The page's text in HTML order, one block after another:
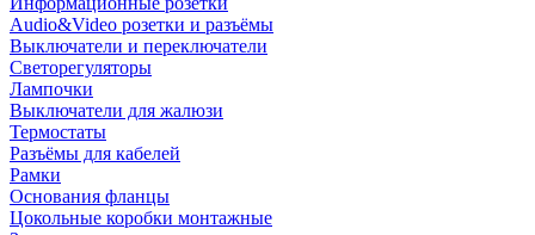
Audio&Video розетки и разъёмы
Выключатели и переключатели
Светорегуляторы
Лампочки
Выключатели для жалюзи
Термостаты
Разъёмы для кабелей
Рамки
Основания фланцы
Цокольные коробки монтажные